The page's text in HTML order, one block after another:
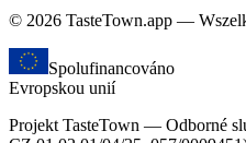
© 2026 TasteTown.app —
Spolufinancováno
Evropskou unií
Projekt TasteTown — Odborné